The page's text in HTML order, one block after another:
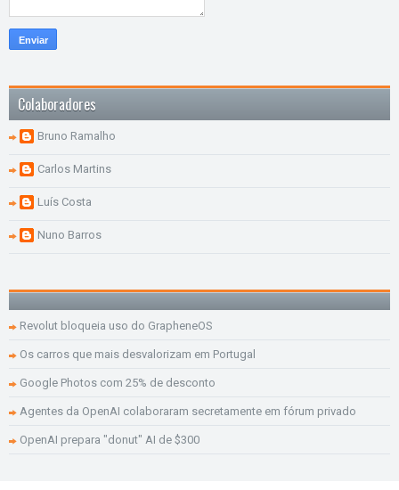
Colaboradores
Bruno Ramalho
Carlos Martins
Luís Costa
Nuno Barros
Revolut bloqueia uso do GrapheneOS
Os carros que mais desvalorizam em Portugal
Google Photos com 25% de desconto
Agentes da OpenAI colaboraram secretamente em fórum privado
OpenAI prepara "donut" AI de $300